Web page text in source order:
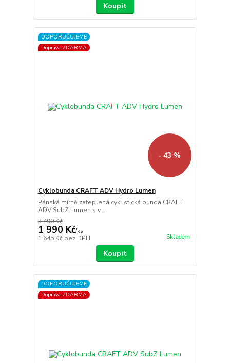
Koupit
DOPORUČUJEME
Doprava ZDARMA
- 43 %
Cyklobunda CRAFT ADV Hydro Lumen
Pánská mírně zateplená cyklistická bunda CRAFT
ADV SubZ Lumen s v...
3 490 Kč
1 990 Kč/ks
1 645 Kč bez DPH Skladem
Koupit
DOPORUČUJEME
Doprava ZDARMA